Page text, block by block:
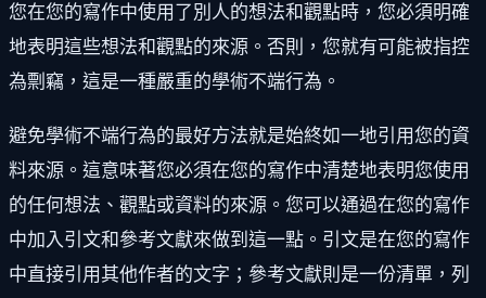
您在您的寫作中使用了別人的想法和觀點時，您必須明確
地表明這些想法和觀點的來源。否則，您就有可能被指控
為剽竊，這是一種嚴重的學術不端行為。
避免學術不端行為的最好方法就是始終如一地引用您的資
料來源。這意味著您必須在您的寫作中清楚地表明您使用
的任何想法、觀點或資料的來源。您可以通過在您的寫作
中加入引文和參考文獻來做到這一點。引文是在您的寫作
中直接引用其他作者的文字；參考文獻則是一份清單，列